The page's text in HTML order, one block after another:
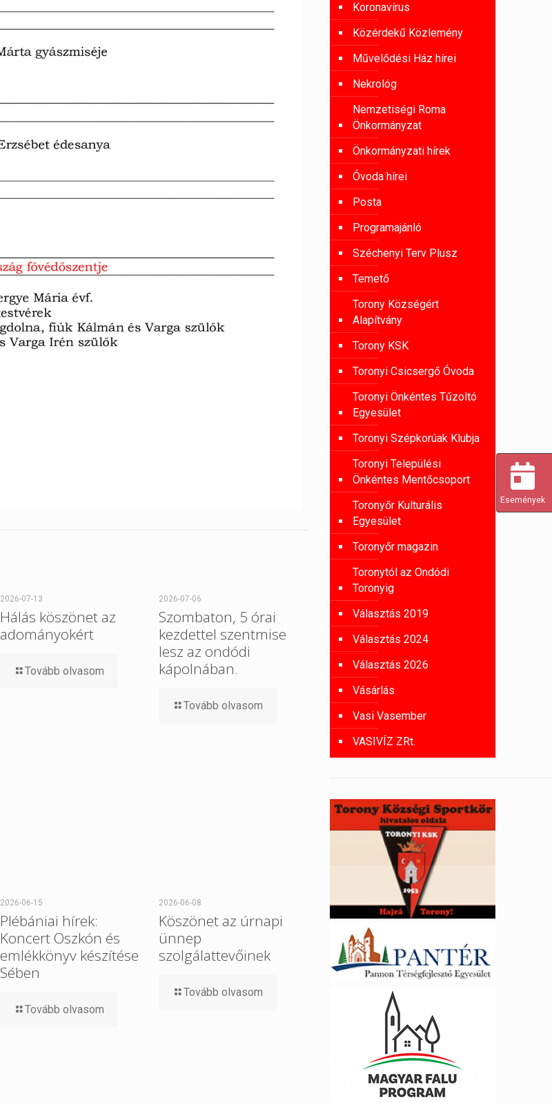
2026-07-13
Hálás köszönet az
adományokért
Tovább olvasom
2026-07-06
Szombaton, 5 órai
kezdettel szentmise
lesz az ondódi
kápolnában.
Tovább olvasom
2026-06-15
Plébániai hírek:
Koncert Oszkón és
emlékkönyv készítése
Sében
Tovább olvasom
2026-06-08
Köszönet az úrnapi
ünnep
szolgálattevőinek
Tovább olvasom
Koronavírus
Közérdekű Közlemény
Művelődési Ház hírei
Nekrológ
Nemzetiségi Roma
Önkormányzat
Önkormányzati hírek
Óvoda hírei
Posta
Programajánló
Széchenyi Terv Plusz
Temető
Torony Községért
Alapítvány
Torony KSK
Toronyi Csicsergő Óvoda
Toronyi Önkéntes Tűzoltó
Egyesület
Toronyi Szépkorúak Klubja
Toronyi Települési
Önkéntes Mentőcsoport
Toronyőr Kulturális
Egyesület
Toronyőr magazin
Toronytól az Ondódi
Toronyig
Választás 2019
Választás 2024
Választás 2026
Vásárlás
Vasi Vasember
VASIVÍZ ZRt.
Események